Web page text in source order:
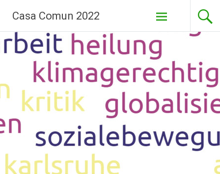
contenu
Casa Comun 2022